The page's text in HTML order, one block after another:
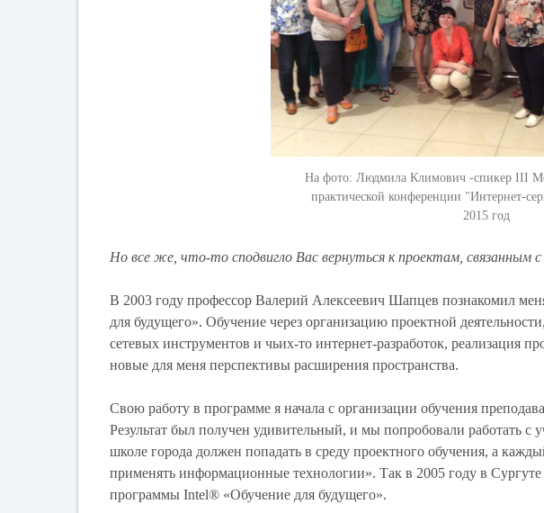
На фото: Людмила Климович -спикер III
практической конференции "Интернет-
2015 год
Но все же, что-то сподвигло Вас вернуться к проектам, связанным
В 2003 году профессор Валерий Алексеевич Шапцев познакомил
для будущего». Обучение через организацию проектной
сетевых инструментов и чьих-то интернет-разработок, реализация
новые для меня перспективы расширения пространства.
Свою работу в программе я начала с организации обучения
Результат был получен удивительный, и мы попробовали работать с
школе города должен попадать в среду проектного обучения, а
применять информационные технологии». Так в 2005 году в
программы Intel® «Обучение для будущего».